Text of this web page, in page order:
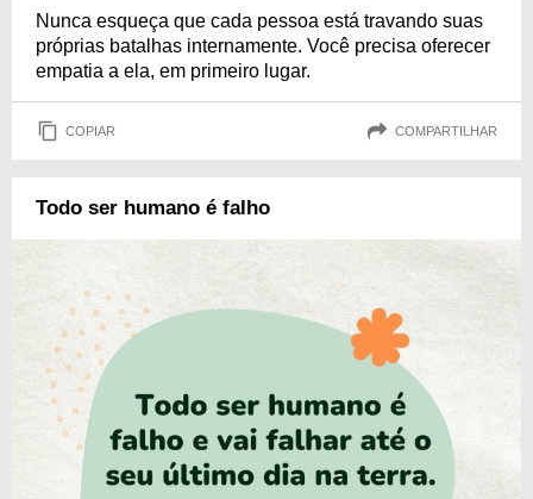
Nunca esqueça que cada pessoa está travando suas
próprias batalhas internamente. Você precisa oferecer
empatia a ela, em primeiro lugar.
COPIAR COMPARTILHAR
Todo ser humano é falho